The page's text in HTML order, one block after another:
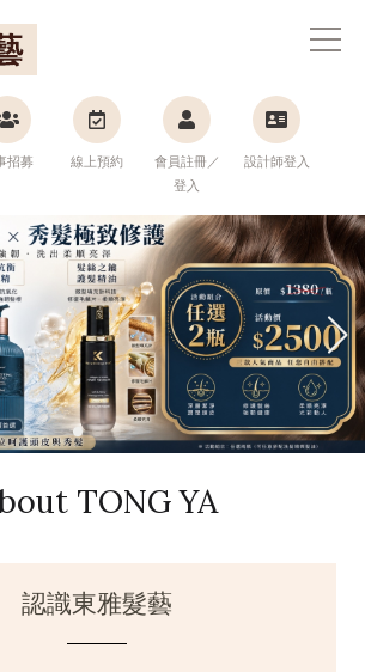
招募 線上預約
會員註冊／
登入
設計師登入
TONG YA
認識東雅髮藝